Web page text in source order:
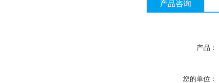
产品咨询
产品：
您的单位：